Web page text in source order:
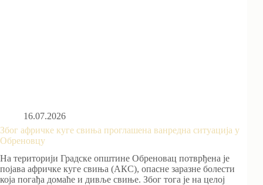
16.07.2026
Због афричке куге свиња проглашена ванредна ситуација у
Обреновцу
На територији Градске општине Обреновац потврђена је
појава афричке куге свиња (АКС), опасне заразне болести
која погађа домаће и дивље свиње. Због тога је на целој